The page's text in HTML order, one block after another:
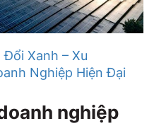
Đổi Xanh – Xu
Nghiệp Hiện Đại
nghiệp